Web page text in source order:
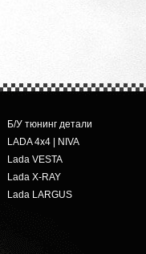
Б/У тюнинг детали
LADA 4x4 | NIVA
Lada VESTA
Lada X-RAY
Lada LARGUS